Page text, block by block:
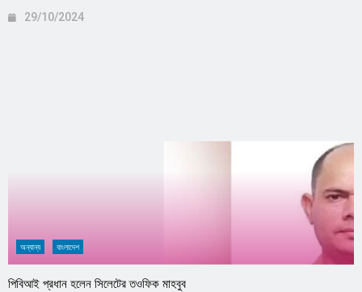
29/10/2024
অন্যান্য বাংলাদেশ
পিবিআই প্রধান হলেন সিলেটের তওফিক মাহবুব